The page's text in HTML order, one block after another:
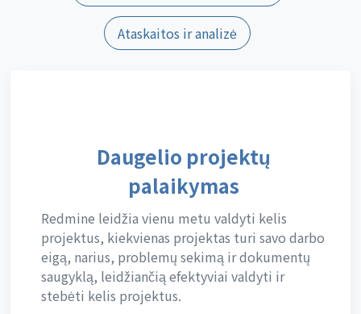
Ataskaitos ir analizė
Daugelio projektų
palaikymas
Redmine leidžia vienu metu valdyti kelis
projektus, kiekvienas projektas turi savo darbo
eigą, narius, problemų sekimą ir dokumentų
saugyklą, leidžiančią efektyviai valdyti ir
stebėti kelis projektus.